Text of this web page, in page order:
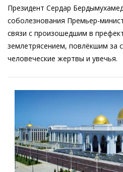
Президент Сердар
соболезнования ­Премьер-
связи с произошедшим в
землетрясением, повлёкшим за
человеческие жертвы и увечья.